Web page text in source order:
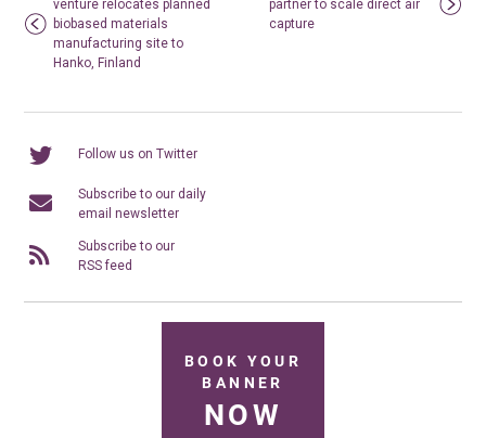
venture relocates planned
biobased materials
manufacturing site to
Hanko, Finland
partner to scale direct air
capture
Follow us on Twitter
Subscribe to our daily
email newsletter
Subscribe to our
RSS feed
BOOK YOUR
BANNER
NOW